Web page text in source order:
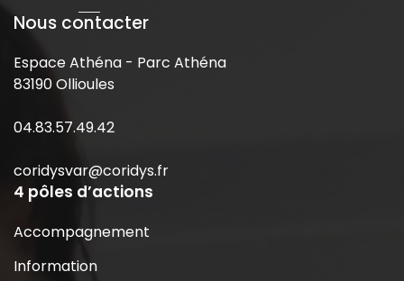
Nous contacter
Espace Athéna - Parc Athéna
83190 Ollioules
04.83.57.49.42
coridysvar@coridys.fr
4 pôles d’actions
Accompagnement
Information